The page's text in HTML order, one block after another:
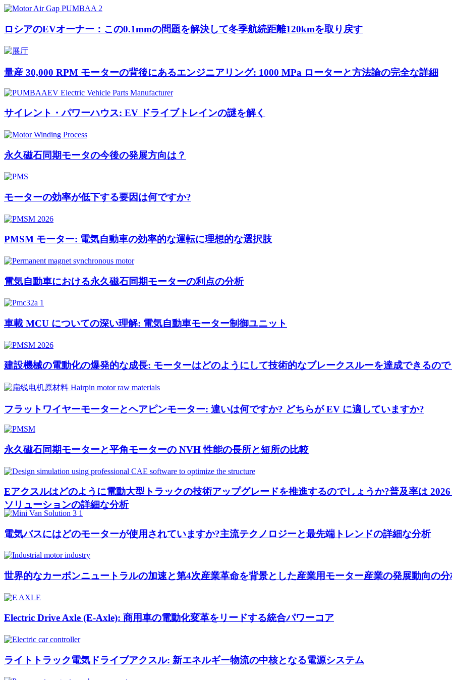
ロシアのEVオーナー：この0.1mmの問題を解決して冬季航続距離120kmを取り戻す
量産 30,000 RPM モーターの背後にあるエンジニアリング: 1000 MPa ローターと方法論の完全な詳細
サイレント・パワーハウス: EV ドライブトレインの謎を解く
永久磁石同期モータの今後の発展方向は？
モーターの効率が低下する要因は何ですか?
PMSM モーター: 電気自動車の効率的な運転に理想的な選択肢
電気自動車における永久磁石同期モーターの利点の分析
車載 MCU についての深い理解: 電気自動車モーター制御ユニット
建設機械の電動化の爆発的な成長: モーターはどのようにして技術的なブレークスルーを達成できるの
フラットワイヤーモーターとヘアピンモーター: 違いは何ですか? どちらが EV に適していますか?
永久磁石同期モーターと平角モーターの NVH 性能の長所と短所の比較
Eアクスルはどのように電動大型トラックの技術アップグレードを推進するのでしょうか?普及率は
ソリューションの詳細な分析
電気バスにはどのモーターが使用されていますか?主流テクノロジーと最先端トレンドの詳細な分析
世界的なカーボンニュートラルの加速と第4次産業革命を背景とした産業用モーター産業の発展動向の分
Electric Drive Axle (E-Axle): 商用車の電動化変革をリードする統合パワーコア
ライトトラック電気ドライブアクスル: 新エネルギー物流の中核となる電源システム